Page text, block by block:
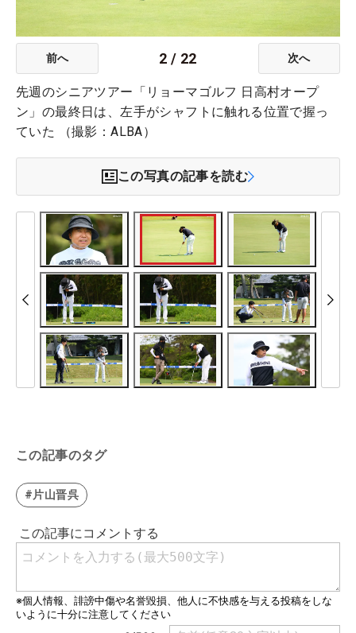
前へ 2 / 22 次へ
先週のシニアツアー「リョーマゴルフ 日高村オープ
ン」の最終日は、左手がシャフトに触れる位置で握っ
ていた （撮影：ALBA）
この写真の記事を読む
この記事のタグ
#片山晋呉